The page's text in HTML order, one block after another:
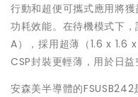
行動和超便可攜式應用將
功耗效能。在待機模式下
A），採用超薄（1.6 x
CSP封裝更輕薄，用於日益
安森美半導體的